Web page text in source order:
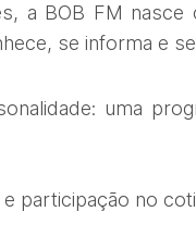
a BOB FM
se informa e
uma
participação no